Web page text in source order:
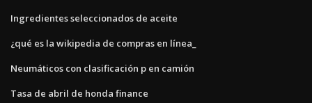
Ingredientes seleccionados de aceite
¿qué es la wikipedia de compras en línea_
Neumáticos con clasificación p en camión
Tasa de abril de honda finance